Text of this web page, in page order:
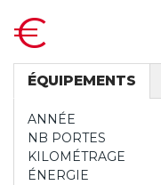
€
ÉQUIPEMENTS
ANNÉE
NB PORTES
KILOMÉTRAGE
ÉNERGIE